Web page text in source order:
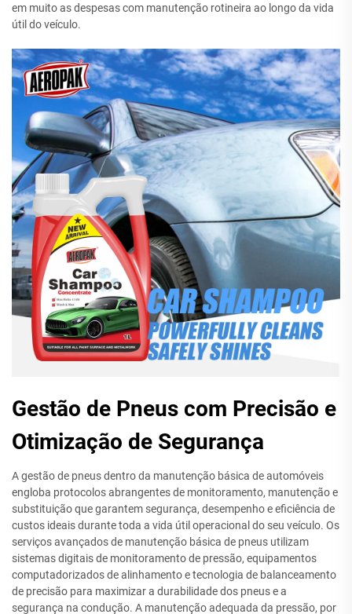
em muito as despesas com manutenção rotineira ao longo da vida
útil do veículo.
Gestão de Pneus com Precisão e
Otimização de Segurança
A gestão de pneus dentro da manutenção básica de automóveis
engloba protocolos abrangentes de monitoramento, manutenção e
substituição que garantem segurança, desempenho e eficiência de
custos ideais durante toda a vida útil operacional do seu veículo. Os
serviços avançados de manutenção básica de pneus utilizam
sistemas digitais de monitoramento de pressão, equipamentos
computadorizados de alinhamento e tecnologia de balanceamento
de precisão para maximizar a durabilidade dos pneus e a
segurança na condução. A manutenção adequada da pressão, por